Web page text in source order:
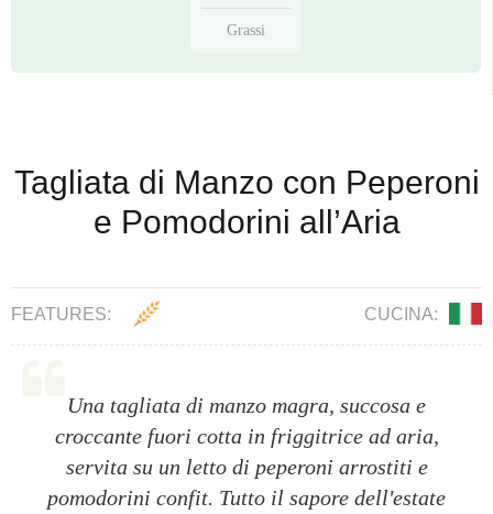
Grassi
Tagliata di Manzo con Peperoni
e Pomodorini all’Aria
FEATURES: CUCINA:
Una tagliata di manzo magra, succosa e
croccante fuori cotta in friggitrice ad aria,
servita su un letto di peperoni arrostiti e
pomodorini confit. Tutto il sapore dell'estate